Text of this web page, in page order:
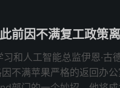
前因不满复工政策
和人工智能总监伊恩·古
不满苹果严格的返回办